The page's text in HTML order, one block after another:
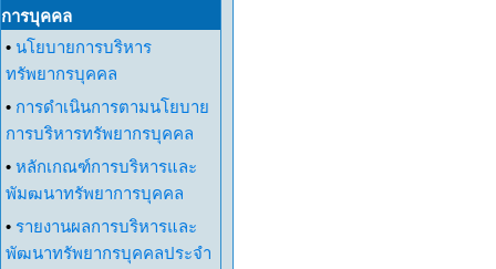
การบุคคล
• นโยบายการบริหาร
ทรัพยากรบุคคล
• การดำเนินการตามนโยบาย
การบริหารทรัพยากรบุคคล
• หลักเกณฑ์การบริหารและ
พัมฒนาทรัพยาการบุคคล
• รายงานผลการบริหารและ
พัฒนาทรัพยากรบุคคลประจำ